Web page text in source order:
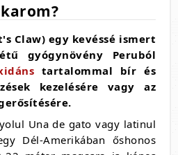
Claw) egy kevéssé ismert
gyógynövény Peruból
tartalommal bír és
kezelésére vagy az
Una de gato vagy latinul
Dél-Amerikában őshonos